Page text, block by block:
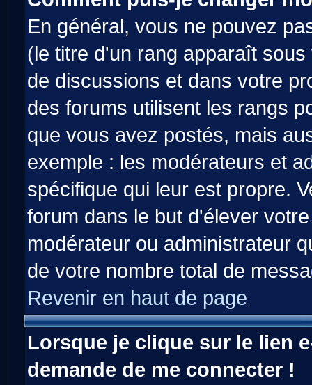
En général, vous ne pouvez
(le titre d'un rang apparaît
de discussions et dans votre
des forums utilisent les rangs
que vous avez postés, mais
exemple : les modérateurs et
spécifique qui leur est propre.
forum dans le but d'élever
modérateur ou administrateur
de votre nombre total de
Revenir en haut de page
Lorsque je clique sur le lien
demande de me connecter !